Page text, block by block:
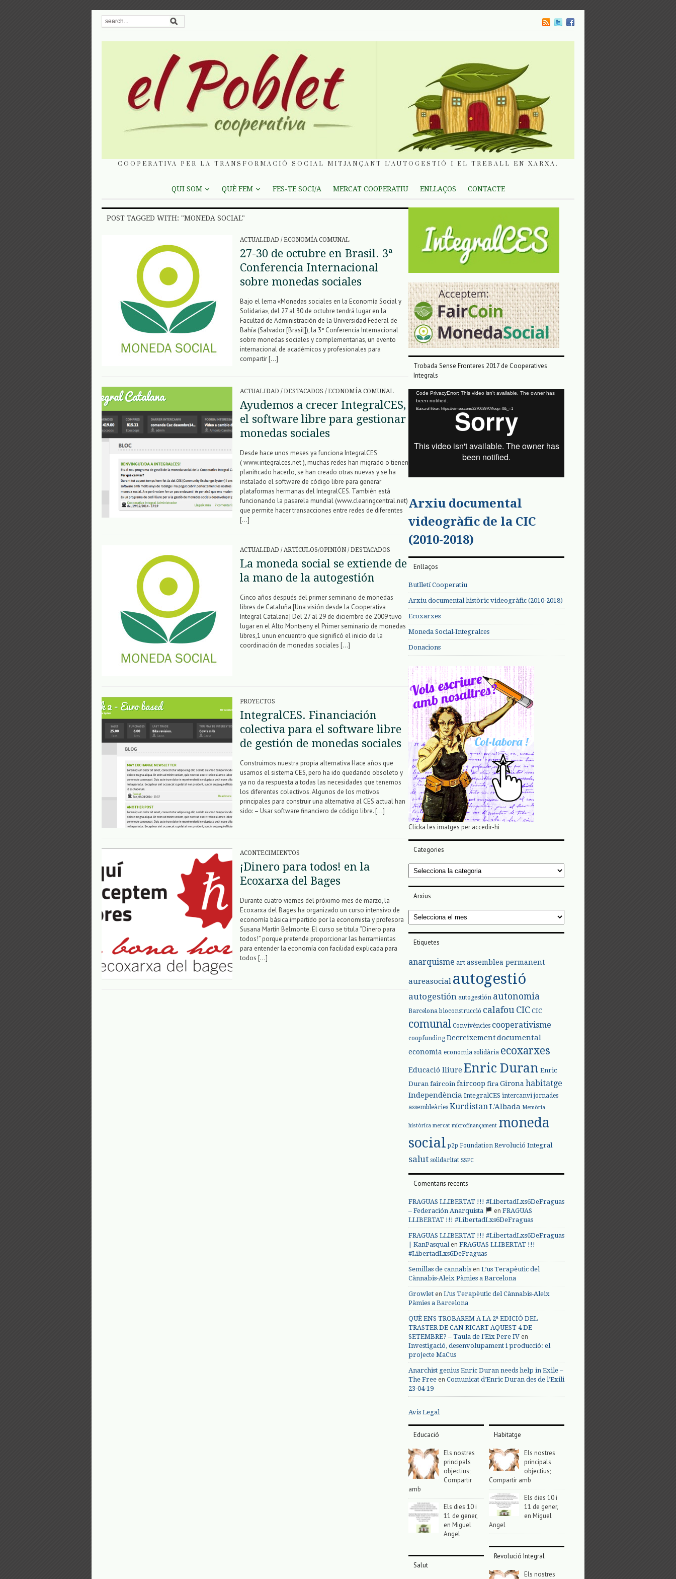
COOPERATIVA PER LA TRANSFORMACIÓ SOCIAL MITJANÇANT L'AUTOGESTIÓ I EL TREBALL EN XARXA.
QUI SOM QUÈ FEM FES-TE SOCI/A MERCAT COOPERATIU ENLLAÇOS CONTACTE
POST TAGGED WITH: "MONEDA SOCIAL"
ACTUALIDAD / ECONOMÍA COMUNAL
27-30 de octubre en Brasil. 3ª
Conferencia Internacional
sobre monedas sociales
Bajo el lema «Monedas sociales en la Economía Social y
Solidaria», del 27 al 30 de octubre tendrá lugar en la
Facultad de Administración de la Universidad Federal de
Bahía (Salvador [Brasil]), la 3ª Conferencia Internacional
sobre monedas sociales y complementarias, un evento
internacional de académicos y profesionales para
compartir […]
ACTUALIDAD / DESTACADOS / ECONOMÍA COMUNAL
Ayudemos a crecer IntegralCES,
el software libre para gestionar
monedas sociales
Desde hace unos meses ya funciona IntegralCES
( www.integralces.net ), muchas redes han migrado o tienen
planificado hacerlo, se han creado otras nuevas y se ha
instalado el software de código libre para generar
plataformas hermanas del IntegralCES. También está
funcionando la pasarela mundial (www.clearingcentral.net)
que permite hacer transacciones entre redes de diferentes
[…]
ACTUALIDAD / ARTÍCULOS/OPINIÓN / DESTACADOS
La moneda social se extiende de
la mano de la autogestión
Cinco años después del primer seminario de monedas
libres de Cataluña [Una visión desde la Cooperativa
Integral Catalana] Del 27 al 29 de diciembre de 2009 tuvo
lugar en el Alto Montseny el Primer seminario de monedas
libres,1 unun encuentro que significó el inicio de la
coordinación de monedas sociales […]
PROYECTOS
IntegralCES. Financiación
colectiva para el software libre
de gestión de monedas sociales
Construimos nuestra propia alternativa Hace años que
usamos el sistema CES, pero ha ido quedando obsoleto y
ya no da respuesta a todas las necesidades que tenemos
los diferentes colectivos. Algunos de los motivos
principales para construir una alternativa al CES actual han
sido: – Usar software financiero de código libre. […]
ACONTECIMIENTOS
¡Dinero para todos! en la
Ecoxarxa del Bages
Durante cuatro viernes del próximo mes de marzo, la
Ecoxarxa del Bages ha organizado un curso intensivo de
economía básica impartido por la economista y profesora
Susana Martín Belmonte. El curso se titula “Dinero para
todos!” porque pretende proporcionar las herramientas
para entender la economía con facilidad explicada para
todos […]
Trobada Sense Fronteres 2017 de Cooperatives
Integrals
Reproductor
vídeo
Code PrivacyError: This video isn't available. The owner has
been notified.
Baixa el fitxer: https://vimeo.com/227063970?loop=0&_=1
Arxiu documental
videogràfic de la CIC
(2010-2018)
Enllaços
Butlletí Cooperatiu
Arxiu documental històric videogràfic (2010-2018)
Ecoxarxes
Moneda Social-Integralces
Donacions
Clicka les imatges per accedir-hi
Categories
Categories
Arxius
Arxius
Etiquetes
anarquisme art assemblea permanent
aureasocial autogestió
autogestión autogestión autonomia
Barcelona bioconstrucció calafou CIC CIC
comunal Convivències cooperativisme
coopfunding Decreixementdocumental
economia economia solidària ecoxarxes
Educació lliure Enric Duran Enric
Duran faircoin faircoop fira Girona habitatge
Independència IntegralCES intercanvi jornades
assembleàries Kurdistan L'Albada Memòria
històrica mercat microfinançament moneda
social p2p Foundation Revolució Integral
salut solidaritat SSPC
Comentaris recents
FRAGUAS LLIBERTAT !!! #LibertadLxs6DeFraguas
– Federación Anarquista
en FRAGUAS
LLIBERTAT !!! #LibertadLxs6DeFraguas
FRAGUAS LLIBERTAT !!! #LibertadLxs6DeFraguas
| KanPasqualen FRAGUAS LLIBERTAT !!!
#LibertadLxs6DeFraguas
Semillas de cannabis en L’us Terapèutic del
Cànnabis-Aleix Pàmies a Barcelona
Growlet en L’us Terapèutic del Cànnabis-Aleix
Pàmies a Barcelona
QUÈ ENS TROBAREM A LA 2ª EDICIÓ DEL
TRASTER DE CAN RICART AQUEST 4 DE
SETEMBRE? – Taula de l'Eix Pere IV en
Investigació, desenvolupament i producció: el
projecte MaCus
Anarchist genius Enric Duran needs help in Exile –
The Free en Comunicat d’Enric Duran des de l’Exili
23-04-19
Avis Legal
Educació
Els nostres
principals
objectius;
Compartir
amb
Els dies 10 i
11 de gener,
en Miguel
Angel
Salut
Habitatge
Els nostres
principals
objectius;
Compartir amb
Els dies 10 i
11 de gener,
en Miguel
Angel
Revolució Integral
Els nostres